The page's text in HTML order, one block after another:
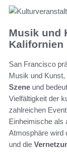
Musik und
Kalifornien
San Francisco
Musik und
Szene und
Vielfältigkeit der
zahlreichen
Einheimische als
Atmosphäre wird
und die